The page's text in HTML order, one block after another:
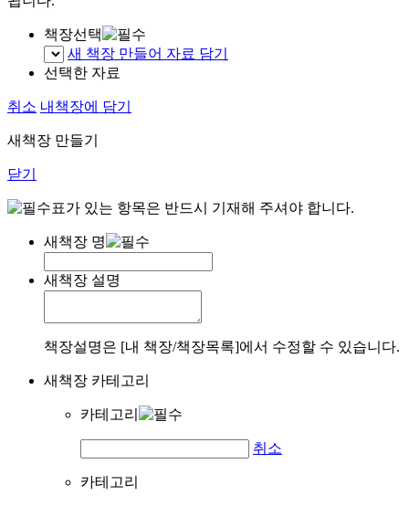
책장선택
새 책장 만들어 자료 담기
선택한 자료
취소 내책장에 담기
새책장 만들기
닫기
표가 있는 항목은 반드시 기재해 주셔야 합니다.
새책장 명
새책장 설명
책장설명은 [내 책장/책장목록]에서 수정할 수 있습니다.
새책장 카테고리
카테고리
취소
카테고리